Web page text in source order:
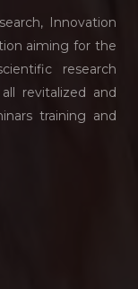
Innovation
aiming for the
research
revitalized and
training and